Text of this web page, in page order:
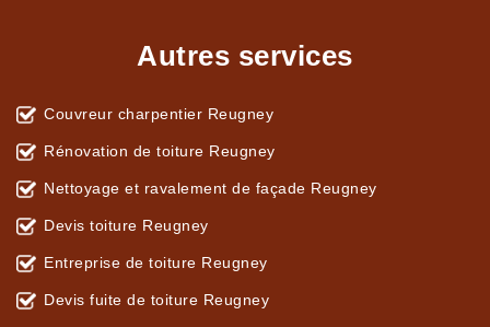
Autres services
Couvreur charpentier Reugney
Rénovation de toiture Reugney
Nettoyage et ravalement de façade Reugney
Devis toiture Reugney
Entreprise de toiture Reugney
Devis fuite de toiture Reugney